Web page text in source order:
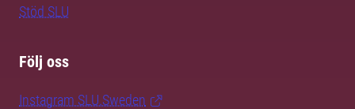
Stöd SLU
Följ oss
Instagram SLU.Sweden